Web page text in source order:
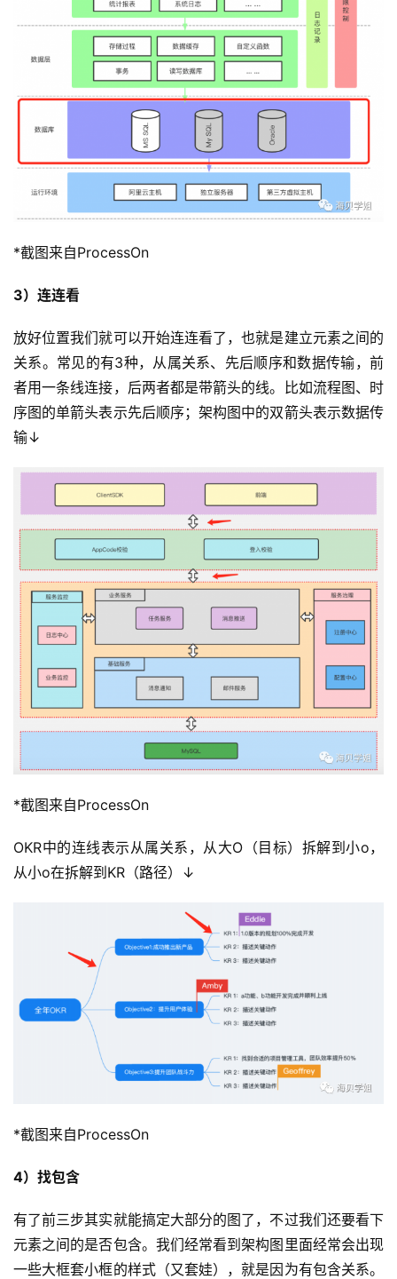
*截图来自ProcessOn
3）连连看
放好位置我们就可以开始连连看了，也就是建立元素之间的
关系。常见的有3种，从属关系、先后顺序和数据传输，前
者用一条线连接，后两者都是带箭头的线。比如流程图、时
序图的单箭头表示先后顺序；架构图中的双箭头表示数据传
输↓
*截图来自ProcessOn
OKR中的连线表示从属关系，从大O（目标）拆解到小o，
从小o在拆解到KR（路径）↓
*截图来自ProcessOn
4）找包含
有了前三步其实就能搞定大部分的图了，不过我们还要看下
元素之间的是否包含。我们经常看到架构图里面经常会出现
一些大框套小框的样式（又套娃），就是因为有包含关系。